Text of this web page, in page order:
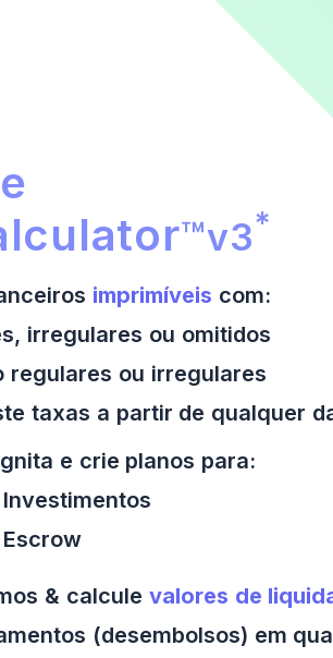
do Ultimate
™v3*
imprimíveis com:
irregulares ou omitidos
regulares ou irregulares
taxas a partir de qualquer
e crie planos para:
Investimentos
Escrow
& calcule valores de
(desembolsos) em